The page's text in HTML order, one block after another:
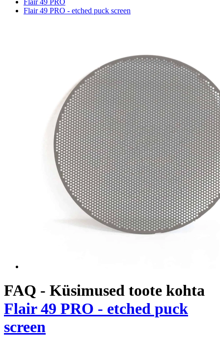
Flair 49 PRO
Flair 49 PRO - etched puck screen
FAQ - Küsimused toote kohta
Flair 49 PRO - etched puck
screen